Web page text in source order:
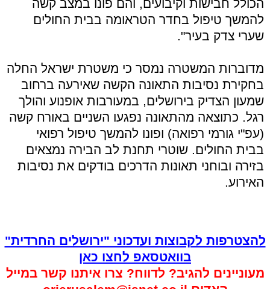
הכולל חבישות וקיבועים, והם פונו במצב קשה
להמשך טיפול בחדר הטראומה בבית החולים
שערי צדק בעיר".
מדוברות המשטרה נמסר כי משטרת ישראל החלה
בחקירת נסיבות התאונה הקשה שאירעה ברחוב
שמעון הצדיק בירושלים, במעורבות אופנוע והולך
רגל. כתוצאה מהתאונה נפגעו השניים באורח קשה
(עפ"י גורמי רפואה) ופונו להמשך טיפול רפואי
בבית החולים. שוטרי תחנת לב הבירה נמצאים
בזירה ובוחני תאונות הדרכים בודקים את נסיבות
האירוע.
להצטרפות לקבוצות ועדכוני "ירושלים החרדית"
בוואטסאפ לחצו כאן
מעוניינים להגיב? לדווח? צרו איתנו קשר במייל